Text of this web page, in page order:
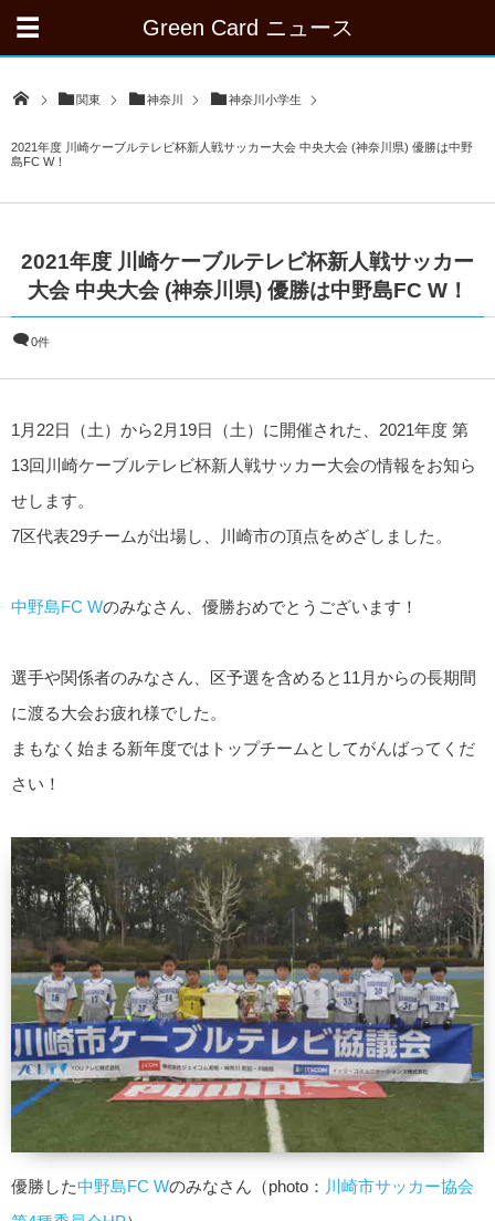
Green Card ニュース
関東 神奈川 神奈川小学生
2021年度 川崎ケーブルテレビ杯新人戦サッカー大会 中央大会 (神奈川県) 優勝は中野
島FC W！
2021年度 川崎ケーブルテレビ杯新人戦サッカー
大会 中央大会 (神奈川県) 優勝は中野島FC W！
0件
1月22日（土）から2月19日（土）に開催された、2021年度 第
13回川崎ケーブルテレビ杯新人戦サッカー大会の情報をお知ら
せします。
7区代表29チームが出場し、川崎市の頂点をめざしました。
中野島FC Wのみなさん、優勝おめでとうございます！
選手や関係者のみなさん、区予選を含めると11月からの長期間
に渡る大会お疲れ様でした。
まもなく始まる新年度ではトップチームとしてがんばってくだ
さい！
優勝した中野島FC Wのみなさん（photo： 川崎市サッカー協会